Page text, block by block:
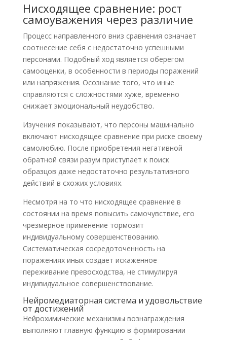
Нисходящее сравнение: рост
самоуважения через различие
Процесс направленного вниз сравнения означает
соотнесение себя с недостаточно успешными
персонами. Подобный ход является оберегом
самооценки, в особенности в периоды поражений
или напряжения. Осознание того, что иные
справляются с сложностями хуже, временно
снижает эмоциональный неудобство.
Изучения показывают, что персоны машинально
включают нисходящее сравнение при риске своему
самолюбию. После приобретения негативной
обратной связи разум приступает к поиск
образцов даже недостаточно результативного
действий в схожих условиях.
Несмотря на то что нисходящее сравнение в
состоянии на время повысить самочувствие, его
чрезмерное применение тормозит
индивидуальному совершенствованию.
Систематическая сосредоточенность на
поражениях иных создает искаженное
переживание превосходства, не стимулируя
индивидуальное совершенствование.
Нейромедиаторная система и удовольствие
от достижений
Нейрохимические механизмы вознаграждения
выполняют главную функцию в формировании